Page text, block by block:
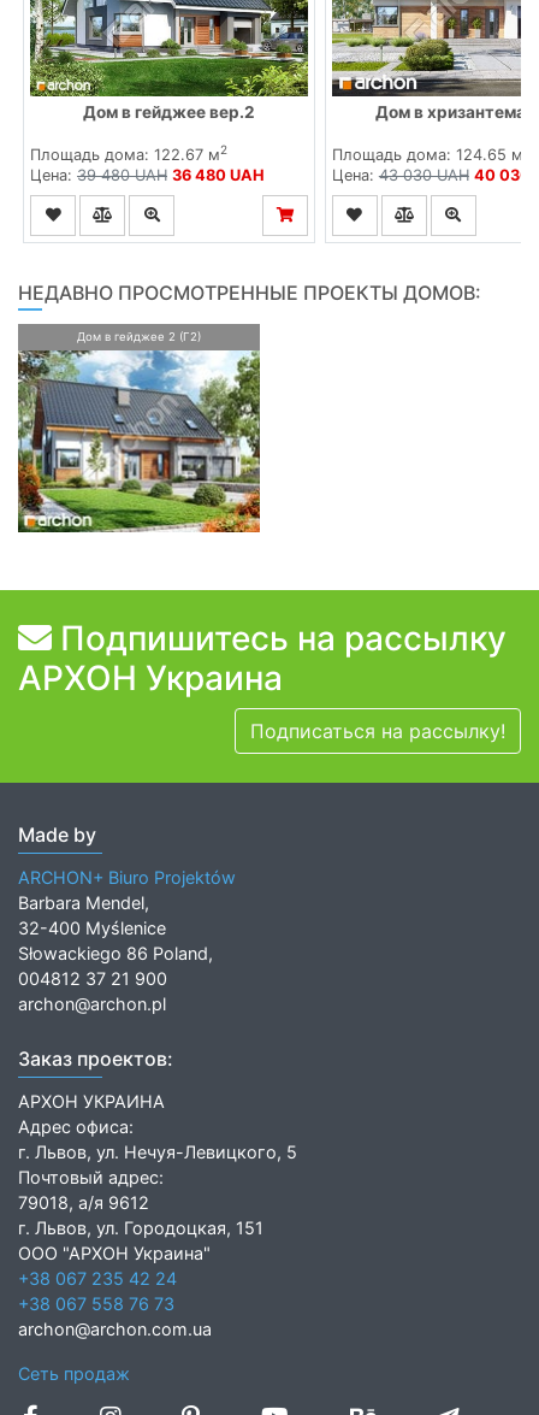
Дом в гейджее вер.2
Площадь дома: 122.67 м2
Цена: 39 480 UAH 36 480 UAH
Дом в
Площадь дома: 124.65 м
Цена:43 030 UAH 40 030
НЕДАВНО ПРОСМОТРЕННЫЕ ПРОЕКТЫ ДОМОВ:
Дом в гейджее 2 (Г2)
Подпишитесь на рассылку
АРХОН Украина
Подписаться на рассылку!
Made by
ARCHON+ Biuro Projektów
Barbara Mendel,
32-400 Myślenice
Słowackiego 86 Poland,
004812 37 21 900
archon@archon.pl
Заказ проектов:
АРХОН УКРАИНА
Адрес офиса:
г. Львов, ул. Нечуя-Левицкого, 5
Почтовый адрес:
79018, а/я 9612
г. Львов, ул. Городоцкая, 151
ООО "АРХОН Украина"
+38 067 235 42 24
+38 067 558 76 73
archon@archon.com.ua
Сеть продаж